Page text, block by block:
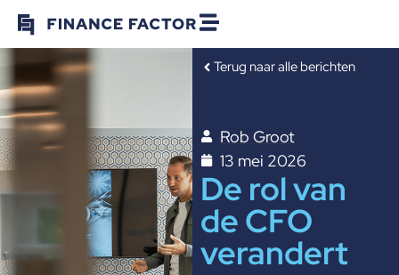
Terug naar alle berichten
Rob Groot
13 mei 2026
De rol van
de CFO
verandert